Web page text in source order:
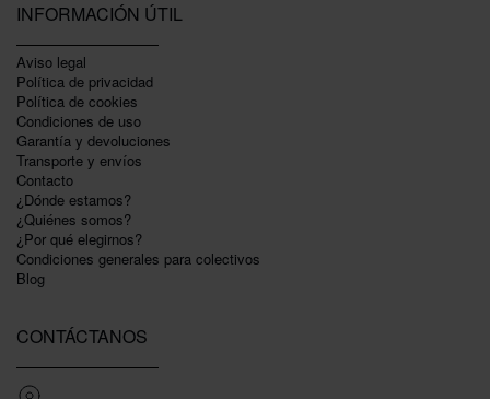
INFORMACIÓN ÚTIL
Aviso legal
Política de privacidad
Polí­tica de cookies
Condiciones de uso
Garantí­a y devoluciones
Transporte y envíos
Contacto
¿Dónde estamos?
¿Quiénes somos?
¿Por qué elegirnos?
Condiciones generales para colectivos
Blog
CONTÁCTANOS